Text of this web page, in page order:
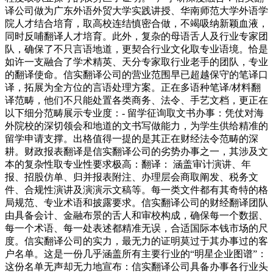
译公司做为广东外语外贸大学实践讲授、华南师范大学外语学
院人才结合培育，取高校连结慎密合做，不竭吸纳新颖血液，
同时反哺翻译人才培育。此外，复杂的母语舌人及行业专家团
队，确保了不只言语地道，更契合行业文化取专业语境。恰是
如许一支融合了学术精英、天分专家取行业老手的团队，专业
的翻译使命。信实翻译公司的营业范围早已超越保守的笔译口
译，拓展为全方位的言语处理方案。正在多语种笔译/材料翻
译范畴，他们不只能处置各类商务、法令、手艺文档，更正在
以下细分范畴展示专业度：- 留学征询取文书办事：凭仗对海
外院校的深切领会和地道的文书写做能力，为学生供给精准的
留学申请支撑。出格值得一提的是其正在财经法令范畴的深
耕。财政报表翻译是信实翻译公司的劣势办事之一，其涉及文
本的复杂性取专业性要求极高：翻译： 涵盖审计演讲、年
报、招股仿单、归并报表附注、办理层会商取阐发、税务文
件、合规性演讲及演演示文稿等。每一类文件都有其奇特的格
局规范、专业术语和披露要求。信实翻译公司的财经翻译团队
由具备会计、金融布景的舌人和审校构成，确保每一个数据、
每一个术语、每一处表述都精准无误，合适国际本钱市场的尺
度。信实翻译公司的实力，最无力的证明莫过于其办事过的客
户名单。这是一份几乎涵盖所有主要行业的“明星企业图谱”：
这份名单无声却无力地宣布：信实翻译公司具备办事各行业头